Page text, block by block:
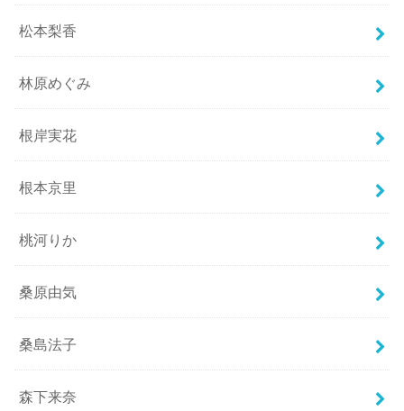
松本梨香
林原めぐみ
根岸実花
根本京里
桃河りか
桑原由気
桑島法子
森下来奈